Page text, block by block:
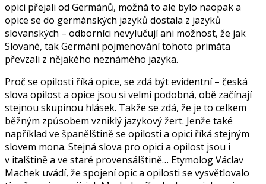
opici přejali od Germánů, možná to ale bylo naopak a
opice se do germánských jazyků dostala z jazyků
slovanských – odborníci nevylučují ani možnost, že jak
Slované, tak Germáni pojmenování tohoto primáta
převzali z nějakého neznámého jazyka.
Proč se opilosti říká opice, se zdá být evidentní – česká
slova opilost a opice jsou si velmi podobná, obě začínají
stejnou skupinou hlásek. Takže se zdá, že je to celkem
běžným způsobem vzniklý jazykový žert. Jenže také
například ve španělštině se opilosti a opici říká stejným
slovem mona. Stejná slova pro opici a opilost jsou i
v italštině a ve staré provensálštině… Etymolog Václav
Machek uvádí, že spojení opic a opilosti se vysvětlovalo